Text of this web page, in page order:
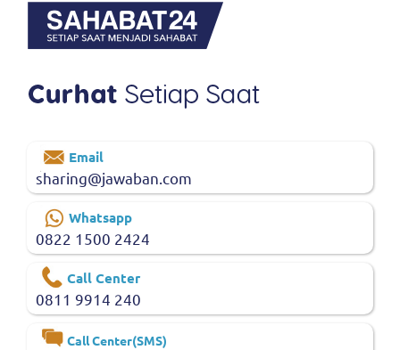
Email
sharing@jawaban.com
Whatsapp
0822 1500 2424
Call Center
0811 9914 240
Call Center(SMS)